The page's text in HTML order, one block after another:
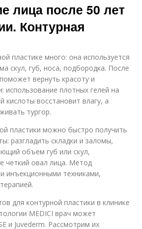
лица после 50 лет
Контурная
пластике много: она используется
скул, губ, носа, подбородка. После
вернуть красоту и
использование плотных гелей на
кислоты восстановит влагу, а
тургор.
пластики можно быстро получить
разгладить складки и заломы,
объем губ или скул,
четкий овал лица. Метод
инъекционными техниками,
для контурной пластики в клинике
MEDICI врач может
и Juvederm. Рассмотрим их